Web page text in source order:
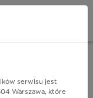
serwisu jest
Warszawa, które
INSTALUJ